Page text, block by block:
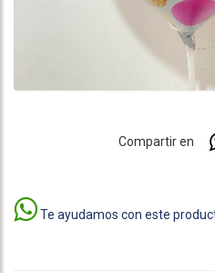
Compartir en
Te ayudamos con este